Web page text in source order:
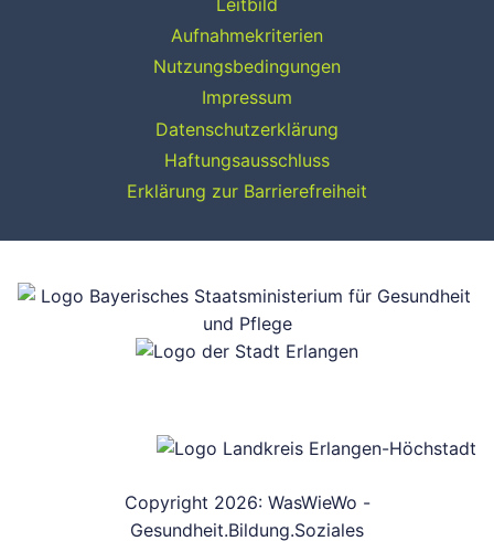
Leitbild
Aufnahmekriterien
Nutzungsbedingungen
Impressum
Datenschutzerklärung
Haftungsausschluss
Erklärung zur Barrierefreiheit
Copyright 2026: WasWieWo -
Gesundheit.Bildung.Soziales